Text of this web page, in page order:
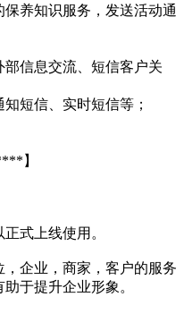
养知识服务，发送活动通
信息交流、短信客户关
短信、实时短信等；
】
式上线使用。
企业，商家，客户的服务
于提升企业形象。